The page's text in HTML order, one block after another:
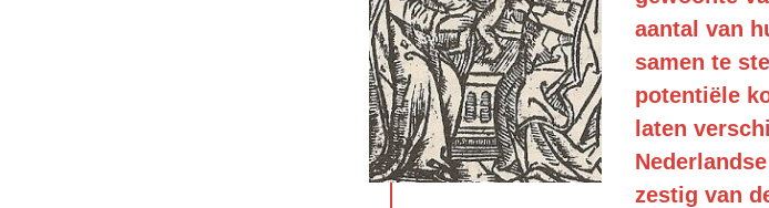
aantal van
samen te
potentiële
laten
zestig van